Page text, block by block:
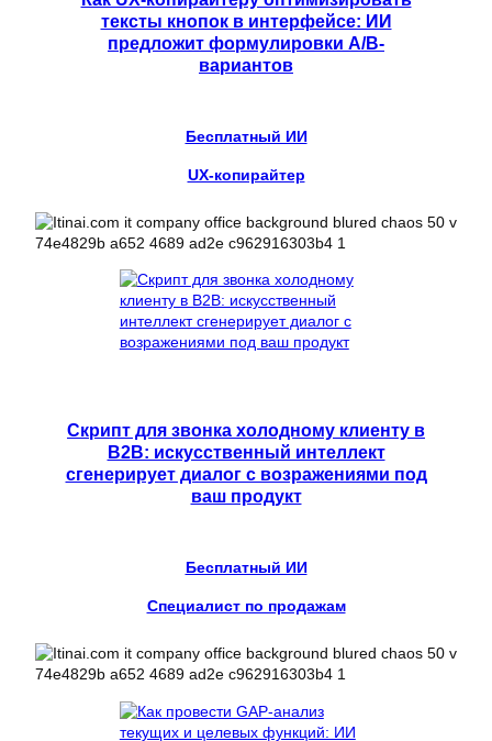
тексты кнопок в интерфейсе: ИИ
предложит формулировки A/B-
вариантов
Бесплатный ИИ
UX-копирайтер
Скрипт для звонка холодному клиенту в
B2B: искусственный интеллект
сгенерирует диалог с возражениями под
ваш продукт
Бесплатный ИИ
Специалист по продажам